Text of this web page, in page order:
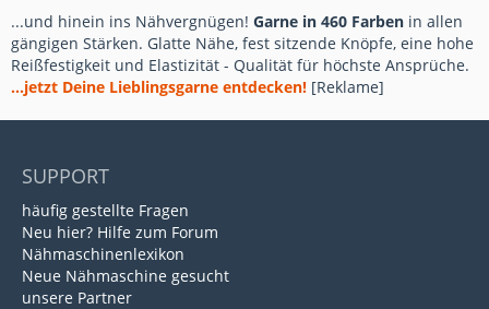
...und hinein ins Nähvergnügen! Garne in 460 Farben in allen
gängigen Stärken. Glatte Nähe, fest sitzende Knöpfe, eine hohe
Reißfestigkeit und Elastizität - Qualität für höchste Ansprüche.
...jetzt Deine Lieblingsgarne entdecken! [Reklame]
SUPPORT
häufig gestellte Fragen
Neu hier? Hilfe zum Forum
Nähmaschinenlexikon
Neue Nähmaschine gesucht
unsere Partner